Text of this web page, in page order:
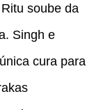
soube da
Singh e
cura para